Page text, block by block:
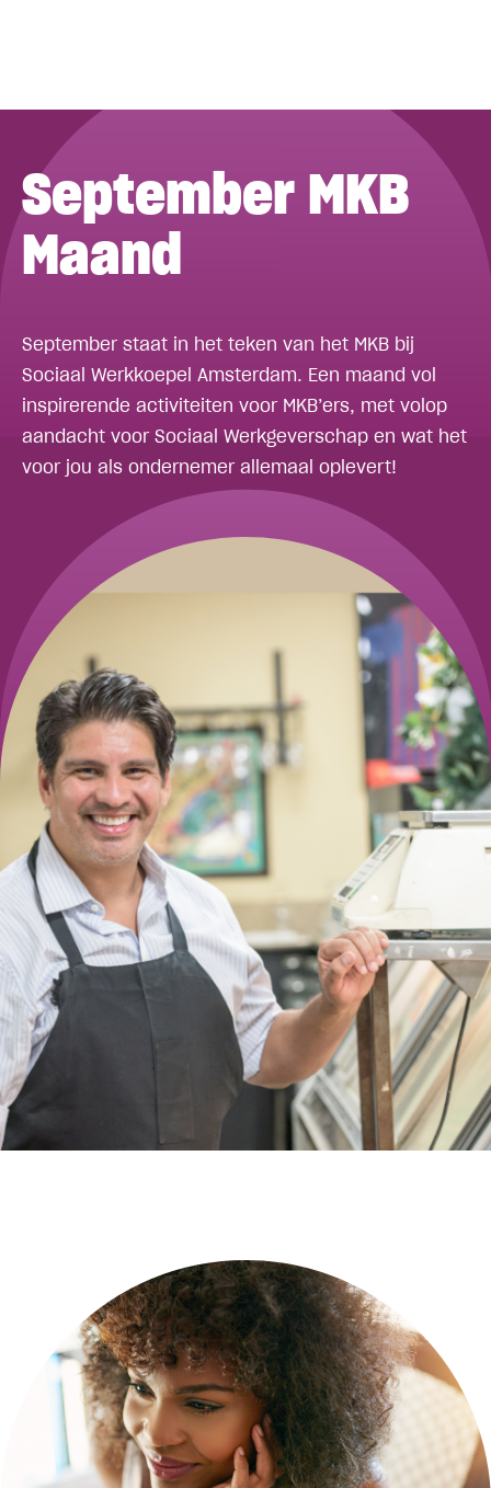
September MKB
Maand
September staat in het teken van het MKB bij
Sociaal Werkkoepel Amsterdam. Een maand vol
inspirerende activiteiten voor MKB’ers, met volop
aandacht voor Sociaal Werkgeverschap en wat het
voor jou als ondernemer allemaal oplevert!